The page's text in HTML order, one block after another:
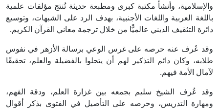
والإسلامية، وأنشأ مكتبة كبرى ومطبعة حديثة تُنتج مؤلفات علمية
باللغة العربية واللغات الأجنبية، بهدف الرد على الشبهات، وتوسيع
دائرة التثقيف الديني عالميًّا من خلال ترجمة معاني القرآن الكريم.
وقد عُرف عنه حرصه على غرس الوعي برسالة الأزهر في نفوس
طلابه، وكان دائم التذكير لهم أن يتحلوا بالفضيلة والعلم، تحقيقًا
لآمال الأمة فيهم.
وقد عُرف الشيخ سليم بجمعه بين غزارة العلم، ودقة الفهم،
ومهارة التدريس، وحرصه على التأصيل في الفتوى بذكر أقوال